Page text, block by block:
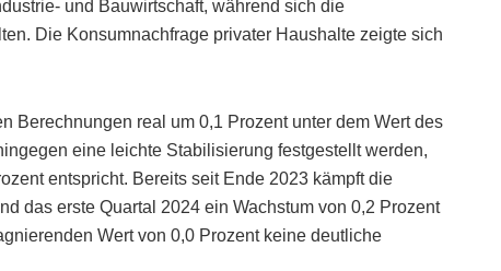
und Bauwirtschaft, während sich die
Die Konsumnachfrage privater Haushalte zeigte sich
Berechnungen real um 0,1 Prozent unter dem Wert des
eine leichte Stabilisierung festgestellt werden,
entspricht. Bereits seit Ende 2023 kämpft die
das erste Quartal 2024 ein Wachstum von 0,2 Prozent
Wert von 0,0 Prozent keine deutliche